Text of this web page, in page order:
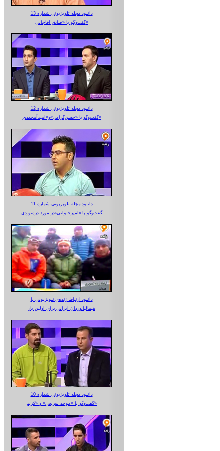
دانلود مجله تلویزیونی شماره 13
گفت‌وگو با «صادق آقاجانی»
دانلود مجله تلویزیونی شماره 12
گفت‌وگو با «حسن‌گرامی»و«امیدآمحمدی»
دانلود مجله تلویزیونی شماره 11
گفت‌وگو با «امیرجلوانی»در مورد دره‌نوردی
دانلود ارتباط زنده‌ی تلویزیونی‌ با
هیمالیانوردان ایرانی برای اولین بار
دانلود مجله تلویزیونی شماره 10
گفت‌وگو با «موحد سریعی» و «کریم»